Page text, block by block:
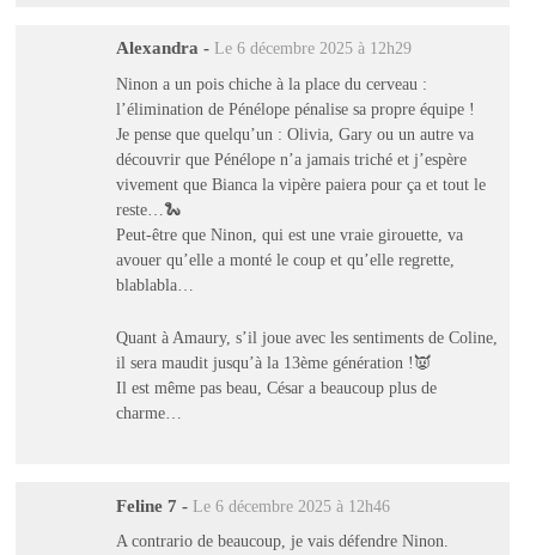
Alexandra - Le 6 décembre 2025 à 12h29
Ninon a un pois chiche à la place du cerveau :
l’élimination de Pénélope pénalise sa propre équipe !
Je pense que quelqu’un : Olivia, Gary ou un autre va
découvrir que Pénélope n’a jamais triché et j’espère
vivement que Bianca la vipère paiera pour ça et tout le
reste…🐍
Peut-être que Ninon, qui est une vraie girouette, va
avouer qu’elle a monté le coup et qu’elle regrette,
blablabla…
Quant à Amaury, s’il joue avec les sentiments de Coline,
il sera maudit jusqu’à la 13ème génération !👿
Il est même pas beau, César a beaucoup plus de
charme…
Feline 7 - Le 6 décembre 2025 à 12h46
A contrario de beaucoup, je vais défendre Ninon.